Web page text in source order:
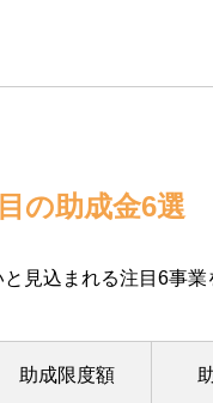
の助成金6選
見込まれる注目6事業
助成限度額